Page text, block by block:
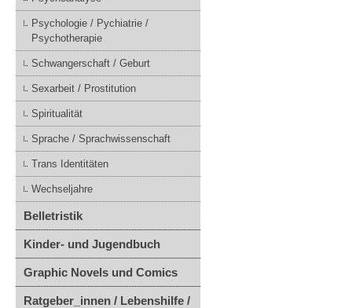
Psychologie / Pychiatrie /
Psychotherapie
Schwangerschaft / Geburt
Sexarbeit / Prostitution
Spiritualität
Sprache / Sprachwissenschaft
Trans Identitäten
Wechseljahre
Belletristik
Kinder- und Jugendbuch
Graphic Novels und Comics
Ratgeber_innen / Lebenshilfe /